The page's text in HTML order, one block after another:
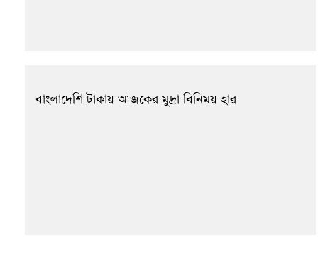
বাংলাদেশি টাকায় আজকের মুদ্রা বিনিময় হার